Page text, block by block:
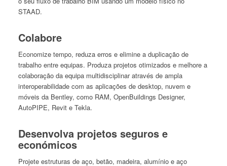
STAAD.
Colabore
Economize tempo, reduza erros e elimine a duplicação de
trabalho entre equipas. Produza projetos otimizados e melhore a
colaboração da equipa multidisciplinar através de ampla
interoperabilidade com as aplicações de desktop, nuvem e
móveis da Bentley, como RAM, OpenBuildings Designer,
AutoPIPE, Revit e Tekla.
Desenvolva projetos seguros e
económicos
Projete estruturas de aço, betão, madeira, alumínio e aço